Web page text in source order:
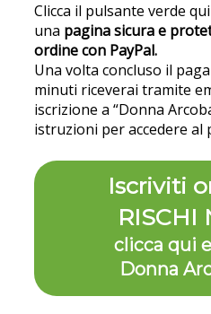
Clicca il pulsante verde
una pagina sicura e
ordine con PayPal.
Una volta concluso il
minuti riceverai tramite
iscrizione a “Donna
istruzioni per accedere al
Iscriviti
RISCHI
clicca qui
Donna